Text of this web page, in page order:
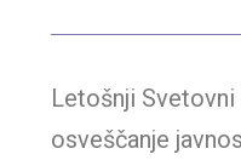
Letošnji
osveščanje